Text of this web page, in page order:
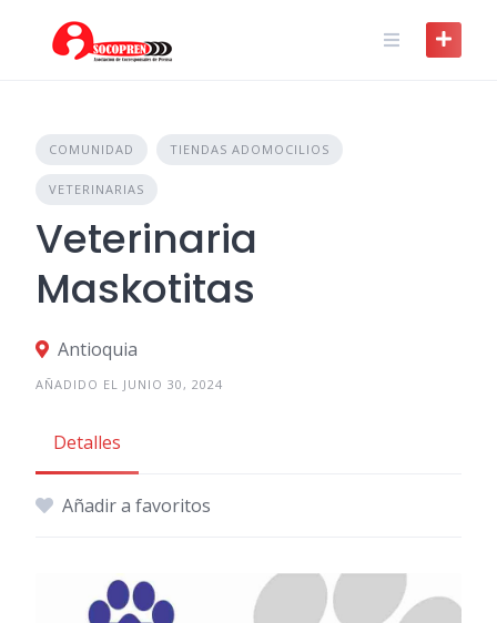
COMUNIDAD TIENDAS ADOMOCILIOS
VETERINARIAS
Veterinaria
Maskotitas
Antioquia
AÑADIDO EL JUNIO 30, 2024
Detalles
Añadir a favoritos